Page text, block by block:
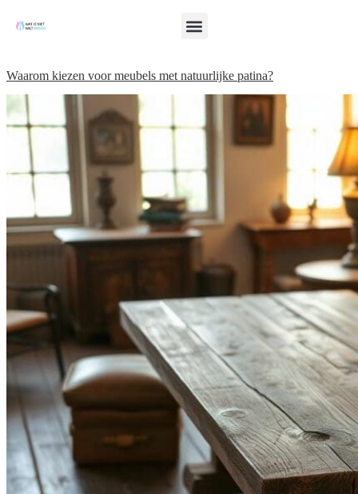
Waarom kiezen voor meubels met natuurlijke patina?